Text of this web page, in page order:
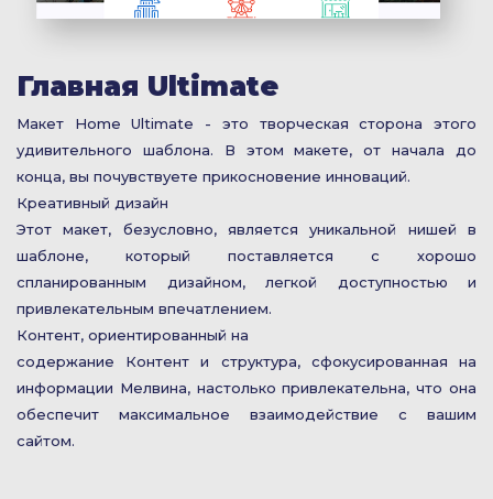
Главная Ultimate
Макет Home Ultimate - это творческая сторона этого
удивительного шаблона. В этом макете, от начала до
конца, вы почувствуете прикосновение инноваций.
Креативный дизайн
Этот макет, безусловно, является уникальной нишей в
шаблоне, который поставляется с хорошо
спланированным дизайном, легкой доступностью и
привлекательным впечатлением.
Контент, ориентированный на
содержание Контент и структура, сфокусированная на
информации Мелвина, настолько привлекательна, что она
обеспечит максимальное взаимодействие с вашим
сайтом.